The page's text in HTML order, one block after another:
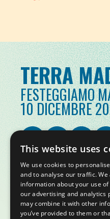
TERRA
FESTEGGIAMO
10 DICEMBRE
This website uses
We use cookies to
and to analyse our traffic. We
information about your use
our advertising and analytics
may combine it with other
you’ve provided to them or